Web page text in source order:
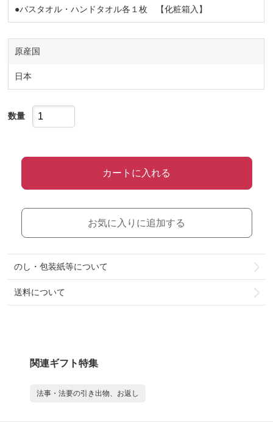
●バスタオル・ハンドタオル各１枚 【化粧箱入】
原産国
日本
数量
カートに入れる
お気に入りに追加する
のし・包装紙等について
送料について
関連ギフト特集
法事・法要の引き出物、お返し